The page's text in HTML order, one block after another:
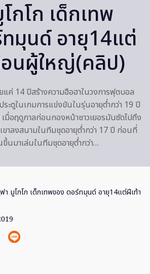
กโก เด็กเทพ
มุนด์ อายุ14แต่
อนผู้ใหญ่(คลิป)
แค่ 14 ปีสร้างความฮือฮาในวงการฟุตบอล
ะตูในเกมการแข่งขันในรุ่นอายุต่ำกว่า 19 ปี
มื่อฤดูกาลก่อนกองหน้าชาวเยอรมันซัดไปถึง
ขาลงสนามในทีมชุดอายุต่ำกว่า 17 ปี ก่อนที่
ขึ้นมาเล่นในทีมชุดอายุต่ำกว่า…
า มูโกโก เด็กเทพของ ดอร์ทมุนด์ อายุ14แต่ฝีเท้า